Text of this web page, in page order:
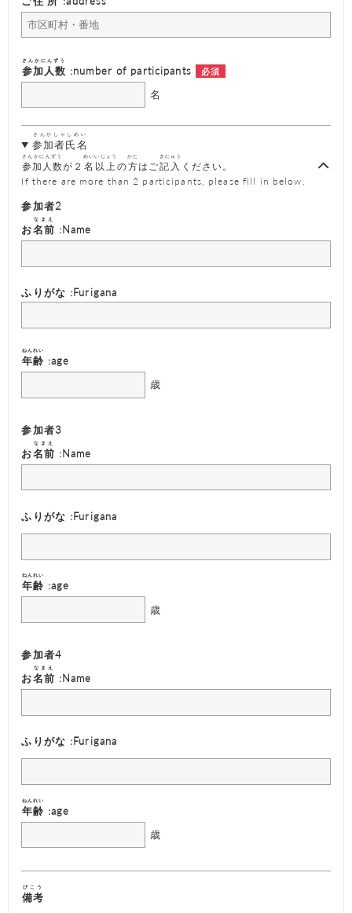
参加人数
さんかにんずう
:number of participants
名
参加者氏名
さんかしゃしめい
参加人数
さんかにんずう
が２ 名以上
めいいじょう
の方
かた
はご記入
きにゅう
ください。
If there are more than 2 participants, please fill in below.
参加者2
お名前
なまえ
:Name
ふりがな :Furigana
年齢
ねんれい
:age
歳
参加者3
お名前
なまえ
:Name
ふりがな :Furigana
年齢
ねんれい
:age
歳
参加者4
お名前
なまえ
:Name
ふりがな :Furigana
年齢
ねんれい
:age
歳
備考
びこう